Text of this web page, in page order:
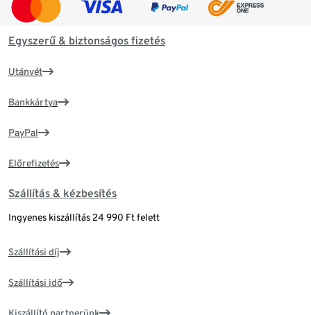
Egyszerű & biztonságos fizetés
Utánvét
Bankkártya
PayPal
Előrefizetés
Szállítás & kézbesítés
Ingyenes kiszállítás 24 990 Ft felett
Szállítási díj
Szállítási idő